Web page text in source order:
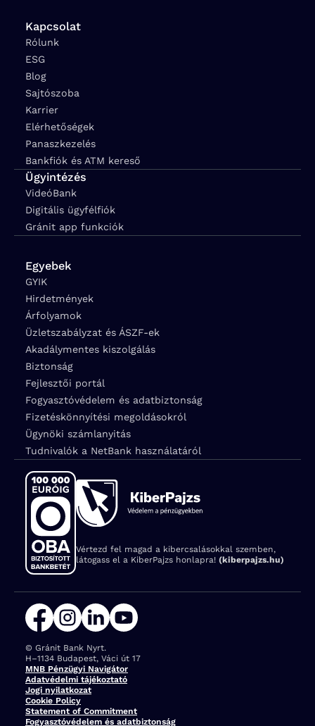
Kapcsolat
Rólunk
ESG
Blog
Sajtószoba
Karrier
Elérhetőségek
Panaszkezelés
Bankfiók és ATM kereső
Ügyintézés
VideóBank
Digitális ügyfélfiók
Gránit app funkciók
Egyebek
GYIK
Hirdetmények
Árfolyamok
Üzletszabályzat és ÁSZF-ek
Akadálymentes kiszolgálás
Biztonság
Fejlesztői portál
Fogyasztóvédelem és adatbiztonság
Fizetéskönnyítési megoldásokról
Ügynöki számlanyitás
Tudnivalók a NetBank használatáról
Vértezd fel magad a kibercsalásokkal szemben,
látogass el a KiberPajzs honlapra! (kiberpajzs.hu)
© Gránit Bank Nyrt.
Cím:
H–1134 Budapest, Váci út 17
MNB Pénzügyi Navigátor
Adatvédelmi tájékoztató
Jogi nyilatkozat
Cookie Policy
Statement of Commitment
Fogyasztóvédelem és adatbiztonság